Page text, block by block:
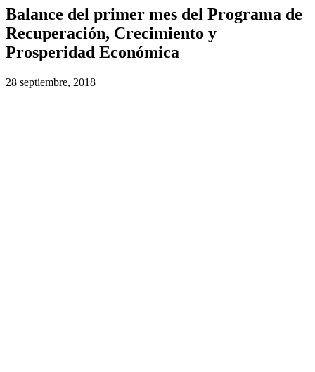
Balance del primer mes del Programa de
Recuperación, Crecimiento y
Prosperidad Económica
28 septiembre, 2018